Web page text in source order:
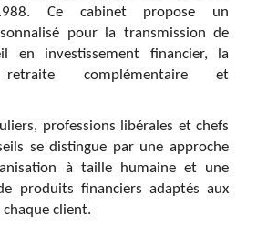
Ce cabinet propose un
pour la transmission de
en investissement financier, la
complémentaire et
professions libérales et chefs
se distingue par une approche
à taille humaine et une
produits financiers adaptés aux
chaque client.